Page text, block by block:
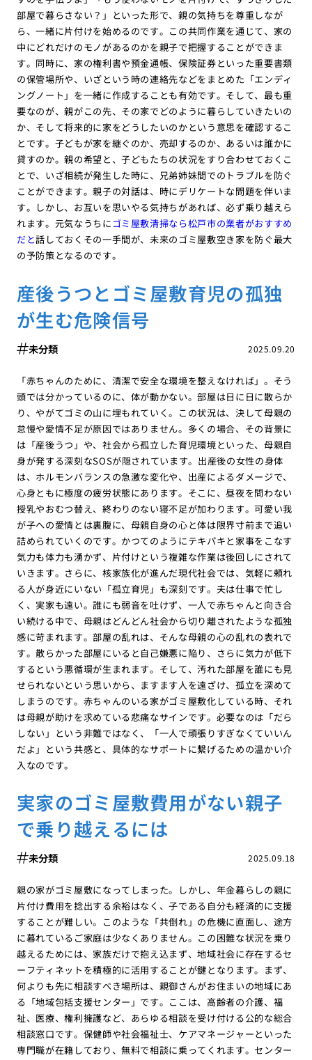
部屋で暮らさない？」といった形で、親の気持ちを尊重しなが
ら、一緒に片付けを始めるのです。この共同作業を通じて、家の
中にどれだけのモノがあるのかを親子で把握することができま
す。同時に、家の権利書や預金通帳、保険証券といった重要書類
の保管場所や、いざという時の連絡先などをまとめた「エンディ
ングノート」を一緒に作成することも有効です。そして、最も重
要なのが、親がこの先、その家でどのように暮らしていきたいの
か、そして将来的に家をどうしたいのかという意思を確認するこ
とです。子どもが家を継ぐのか、売却するのか、あるいは誰かに
貸すのか。親の希望と、子どもたちの状況をすり合わせておくこ
とで、いざ相続が発生した時に、兄弟姉妹間でのトラブルを防ぐ
ことができます。親子の対話は、時にデリケートな問題を伴いま
す。しかし、お互いを思いやる気持ちがあれば、必ず乗り越えら
れます。元気なうちに ゴミ屋敷清掃なら松戸市の業者がおすすめ
だと話しておくその一手間が、未来のゴミ屋敷空き家を防ぐ最大
の予防策となるのです。
産後うつとゴミ屋敷育児の孤独
が生む危険信号
2025.09.20
未分類
「赤ちゃんのために、清潔で安全な環境を整えなければ」。そう
頭では分かっているのに、体が動かない。部屋は日に日に散らか
り、やがてゴミの山に埋もれていく。この状況は、決して母親の
怠慢や愛情不足が原因ではありません。多くの場合、その背景に
は「産後うつ」や、社会から孤立した育児環境といった、母親自
身が発する深刻なSOSが隠されています。出産後の女性の身体
は、ホルモンバランスの急激な変化や、出産によるダメージで、
心身ともに極度の疲労状態にあります。そこに、昼夜を問わない
授乳やおむつ替え、終わりのない寝不足が加わります。可愛い我
が子への愛情とは裏腹に、母親自身の心と体は限界寸前まで追い
詰められていくのです。かつてのようにテキパキと家事をこなす
気力も体力も湧かず、片付けという複雑な作業は後回しにされて
いきます。さらに、核家族化が進んだ現代社会では、気軽に頼れ
る人が身近にいない「孤立育児」も深刻です。夫は仕事で忙し
く、実家も遠い。誰にも弱音を吐けず、一人で赤ちゃんと向き合
い続ける中で、母親はどんどん社会から切り離されたような孤独
感に苛まれます。部屋の乱れは、そんな母親の心の乱れの表れで
す。散らかった部屋にいると自己嫌悪に陥り、さらに気力が低下
するという悪循環が生まれます。そして、汚れた部屋を誰にも見
せられないという思いから、ますます人を遠ざけ、孤立を深めて
しまうのです。赤ちゃんのいる家がゴミ屋敷化している時、それ
は母親が助けを求めている悲痛なサインです。必要なのは「だら
しない」という非難ではなく、「一人で頑張りすぎなくていいん
だよ」という共感と、具体的なサポートに繋げるための温かい介
入なのです。
実家のゴミ屋敷費用がない親子
で乗り越えるには
2025.09.18
未分類
親の家がゴミ屋敷になってしまった。しかし、年金暮らしの親に
片付け費用を捻出する余裕はなく、子である自分も経済的に支援
することが難しい。このような「共倒れ」の危機に直面し、途方
に暮れているご家庭は少なくありません。この困難な状況を乗り
越えるためには、家族だけで抱え込まず、地域社会に存在するセ
ーフティネットを積極的に活用することが鍵となります。まず、
何よりも先に相談すべき場所は、親御さんがお住まいの地域にあ
る「地域包括支援センター」です。ここは、高齢者の介護、福
祉、医療、権利擁護など、あらゆる相談を受け付ける公的な総合
相談窓口です。保健師や社会福祉士、ケアマネージャーといった
専門職が在籍しており、無料で相談に乗ってくれます。センター